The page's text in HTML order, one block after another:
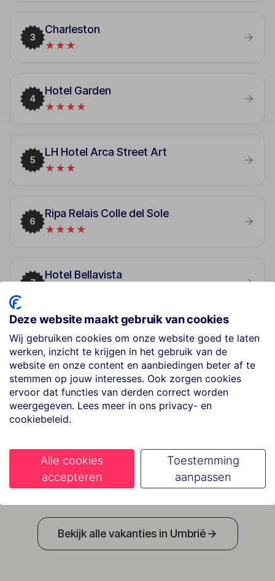
3
Charleston
★★★
4
Hotel Garden
★★★★
5
LH Hotel Arca Street Art
★★★
6
Ripa Relais Colle del Sole
★★★★
7
Hotel Bellavista
8
La Meridiana Bleisure Hotel
★★★★
9
Grand Hotel Assisi
★★★★
Badiaccia Camping
★★★★
Bekijk alle vakanties in Umbrië
Deze website maakt gebruik van cookies
Wij gebruiken cookies om onze website goed te laten
werken, inzicht te krijgen in het gebruik van de
website en onze content en aanbiedingen beter af te
stemmen op jouw interesses. Ook zorgen cookies
ervoor dat functies van derden correct worden
weergegeven. Lees meer in ons privacy- en
cookiebeleid.
Alle cookies
accepteren
Toestemming
aanpassen